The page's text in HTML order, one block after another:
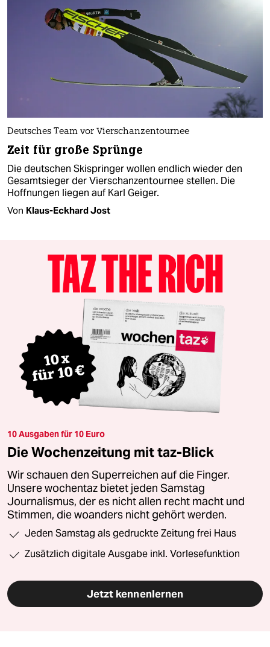
Deutsches Team vor Vierschanzentournee
Zeit für große Sprünge
Die deutschen Skispringer wollen endlich wieder den
Gesamtsieger der Vierschanzentournee stellen. Die
Hoffnungen liegen auf Karl Geiger.
Von Klaus-Eckhard Jost
10 Ausgaben für 10 Euro
Die Wochenzeitung mit taz-Blick
Wir schauen den Superreichen auf die Finger.
Unsere wochentaz bietet jeden Samstag
Journalismus, der es nicht allen recht macht und
Stimmen, die woanders nicht gehört werden.
Jeden Samstag als gedruckte Zeitung frei Haus
Zusätzlich digitale Ausgabe inkl. Vorlesefunktion
Jetzt kennenlernen